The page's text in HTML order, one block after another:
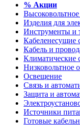
% Акции
Изделия для
Инструменты и
Кабеленесущие
Кабель и
Климатические
Низковольтное
Освещение
Связь и
Защита и
Источники
Готовые